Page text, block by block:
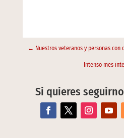
← Nuestros veteranos y personas
Intenso mes
Si quieres